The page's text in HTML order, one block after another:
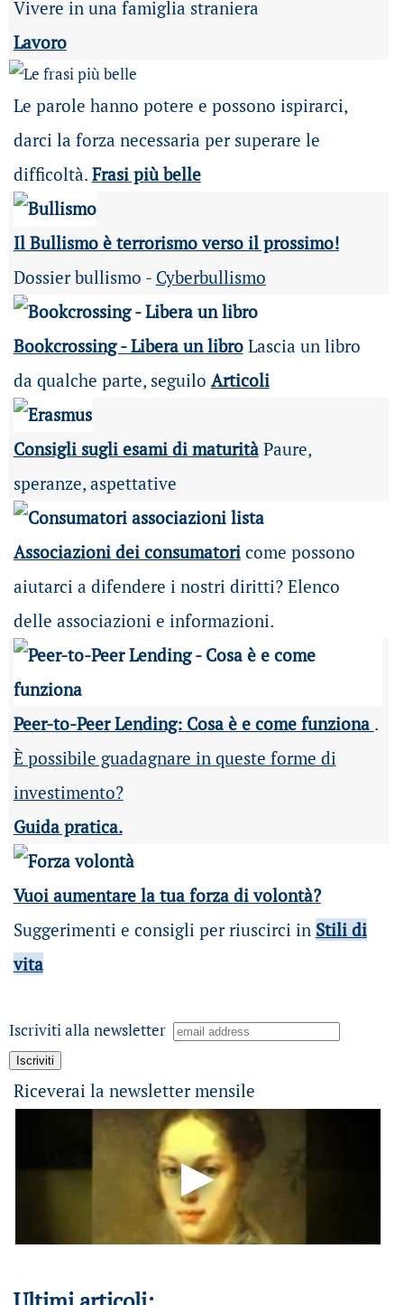
Vivere in una famiglia straniera
Lavoro
Le parole hanno potere e possono ispirarci,
darci la forza necessaria per superare le
difficoltà. Frasi più belle
Il Bullismo è terrorismo verso il prossimo!
Dossier bullismo - Cyberbullismo
Bookcrossing - Libera un libroLascia un libro
da qualche parte, seguilo Articoli
Consigli sugli esami di maturità Paure,
speranze, aspettative
Associazioni dei consumatoricome possono
aiutarci a difendere i nostri diritti? Elenco
delle associazioni e informazioni.
Peer-to-Peer Lending: Cosa è e come funziona .
È possibile guadagnare in queste forme di
investimento?
Guida pratica.
Vuoi aumentare la tua forza di volontà?
Suggerimenti e consigli per riuscirci in Stili di
vita
Iscriviti alla newsletter
Riceverai la newsletter mensile